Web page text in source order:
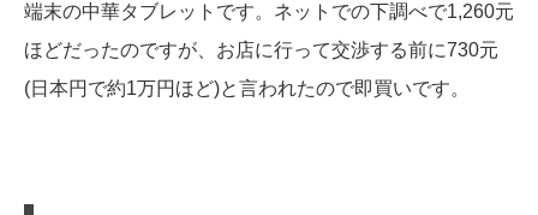
端末の中華タブレットです。ネットでの下調べで1,260元
ほどだったのですが、お店に行って交渉する前に730元
(日本円で約1万円ほど)と言われたので即買いです。